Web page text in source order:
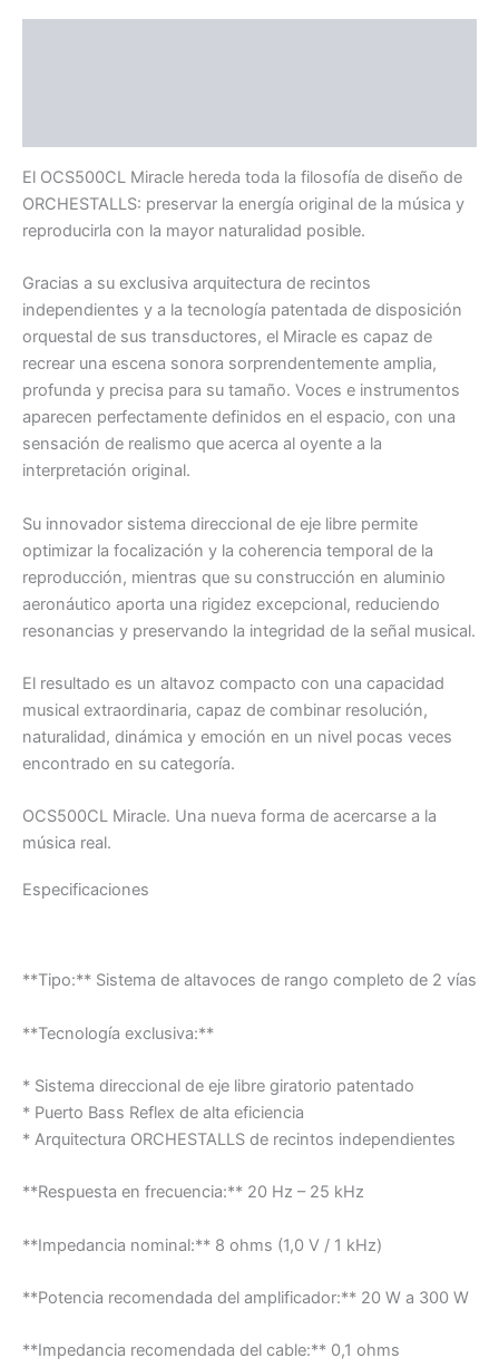
El OCS500CL Miracle hereda toda la filosofía de diseño de
ORCHESTALLS: preservar la energía original de la música y
reproducirla con la mayor naturalidad posible.
Gracias a su exclusiva arquitectura de recintos
independientes y a la tecnología patentada de disposición
orquestal de sus transductores, el Miracle es capaz de
recrear una escena sonora sorprendentemente amplia,
profunda y precisa para su tamaño. Voces e instrumentos
aparecen perfectamente definidos en el espacio, con una
sensación de realismo que acerca al oyente a la
interpretación original.
Su innovador sistema direccional de eje libre permite
optimizar la focalización y la coherencia temporal de la
reproducción, mientras que su construcción en aluminio
aeronáutico aporta una rigidez excepcional, reduciendo
resonancias y preservando la integridad de la señal musical.
El resultado es un altavoz compacto con una capacidad
musical extraordinaria, capaz de combinar resolución,
naturalidad, dinámica y emoción en un nivel pocas veces
encontrado en su categoría.
OCS500CL Miracle. Una nueva forma de acercarse a la
música real.
Especificaciones
**Tipo:** Sistema de altavoces de rango completo de 2 vías
**Tecnología exclusiva:**
* Sistema direccional de eje libre giratorio patentado
* Puerto Bass Reflex de alta eficiencia
* Arquitectura ORCHESTALLS de recintos independientes
**Respuesta en frecuencia:** 20 Hz – 25 kHz
**Impedancia nominal:** 8 ohms (1,0 V / 1 kHz)
**Potencia recomendada del amplificador:** 20 W a 300 W
**Impedancia recomendada del cable:** 0,1 ohms